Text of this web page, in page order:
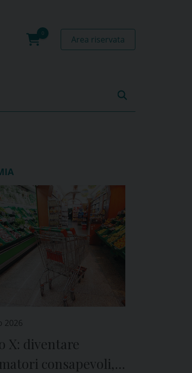
0
Area riservata
2026
X: diventare
consapevoli,